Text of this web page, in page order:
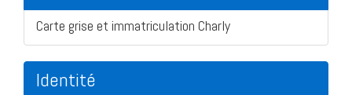
Carte grise et immatriculation Charly
Identité